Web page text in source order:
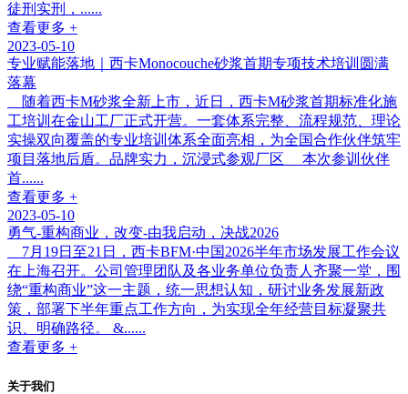
徒刑实刑，......
查看更多 +
2023-05-10
专业赋能落地｜西卡Monocouche砂浆首期专项技术培训圆满
落幕
随着西卡M砂浆全新上市，近日，西卡M砂浆首期标准化施
工培训在金山工厂正式开营。一套体系完整、流程规范、理论
实操双向覆盖的专业培训体系全面亮相，为全国合作伙伴筑牢
项目落地后盾。品牌实力，沉浸式参观厂区 本次参训伙伴
首......
查看更多 +
2023-05-10
勇气-重构商业，改变-由我启动，决战2026
7月19日至21日，西卡BFM·中国2026半年市场发展工作会议
在上海召开。公司管理团队及各业务单位负责人齐聚一堂，围
绕“重构商业”这一主题，统一思想认知，研讨业务发展新政
策，部署下半年重点工作方向，为实现全年经营目标凝聚共
识、明确路径。 &......
查看更多 +
关于我们